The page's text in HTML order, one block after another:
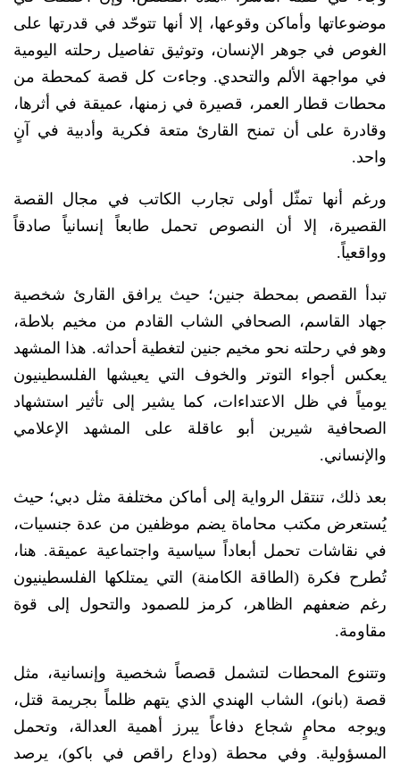
موضوعاتها وأماكن وقوعها، إلا أنها تتوحّد في قدرتها على
الغوص في جوهر الإنسان، وتوثيق تفاصيل رحلته اليومية
في مواجهة الألم والتحدي. وجاءت كل قصة كمحطة من
محطات قطار العمر، قصيرة في زمنها، عميقة في أثرها،
وقادرة على أن تمنح القارئ متعة فكرية وأدبية في آنٍ
واحد.
ورغم أنها تمثّل أولى تجارب الكاتب في مجال القصة
القصيرة، إلا أن النصوص تحمل طابعاً إنسانياً صادقاً
وواقعياً.
تبدأ القصص بمحطة جنين؛ حيث يرافق القارئ شخصية
جهاد القاسم، الصحافي الشاب القادم من مخيم بلاطة،
وهو في رحلته نحو مخيم جنين لتغطية أحداثه. هذا المشهد
يعكس أجواء التوتر والخوف التي يعيشها الفلسطينيون
يومياً في ظل الاعتداءات، كما يشير إلى تأثير استشهاد
الصحافية شيرين أبو عاقلة على المشهد الإعلامي
والإنساني.
بعد ذلك، تنتقل الرواية إلى أماكن مختلفة مثل دبي؛ حيث
يُستعرض مكتب محاماة يضم موظفين من عدة جنسيات،
في نقاشات تحمل أبعاداً سياسية واجتماعية عميقة. هنا،
تُطرح فكرة (الطاقة الكامنة) التي يمتلكها الفلسطينيون
رغم ضعفهم الظاهر، كرمز للصمود والتحول إلى قوة
مقاومة.
وتتنوع المحطات لتشمل قصصاً شخصية وإنسانية، مثل
قصة (بانو)، الشاب الهندي الذي يتهم ظلماً بجريمة قتل،
ويوجه محامٍ شجاع دفاعاً يبرز أهمية العدالة، وتحمل
المسؤولية. وفي محطة (وداع راقص في باكو)، يرصد